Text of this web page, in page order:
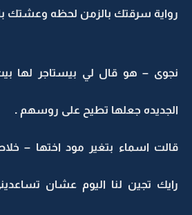
رواية سرقتك بالزمن لحظه وعشتك
نجوى – هو قال لي بيستاجر لها
الجديده جعلها تطيح على روسهم .
قالت اسماء بتغير مود اختها –
رايك تجين لنا اليوم عشان